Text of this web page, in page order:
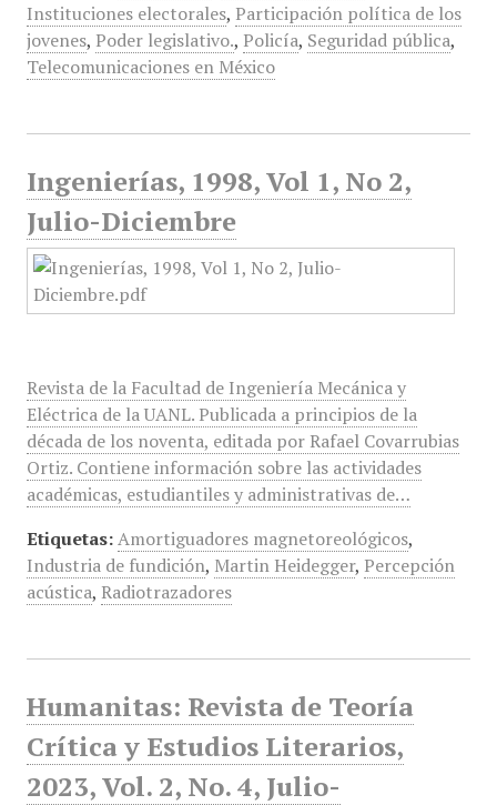
Instituciones electorales, Participación política de los
jovenes, Poder legislativo., Policía, Seguridad pública,
Telecomunicaciones en México
Ingenierías, 1998, Vol 1, No 2,
Julio-Diciembre
Revista de la Facultad de Ingeniería Mecánica y
Eléctrica de la UANL. Publicada a principios de la
década de los noventa, editada por Rafael Covarrubias
Ortiz. Contiene información sobre las actividades
académicas, estudiantiles y administrativas de…
Etiquetas: Amortiguadores magnetoreológicos,
Industria de fundición, Martin Heidegger, Percepción
acústica, Radiotrazadores
Humanitas: Revista de Teoría
Crítica y Estudios Literarios,
2023, Vol. 2, No. 4, Julio-